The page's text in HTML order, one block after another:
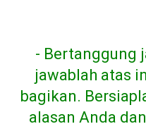
- Bertanggung
jawablah atas
bagikan.
alasan Anda